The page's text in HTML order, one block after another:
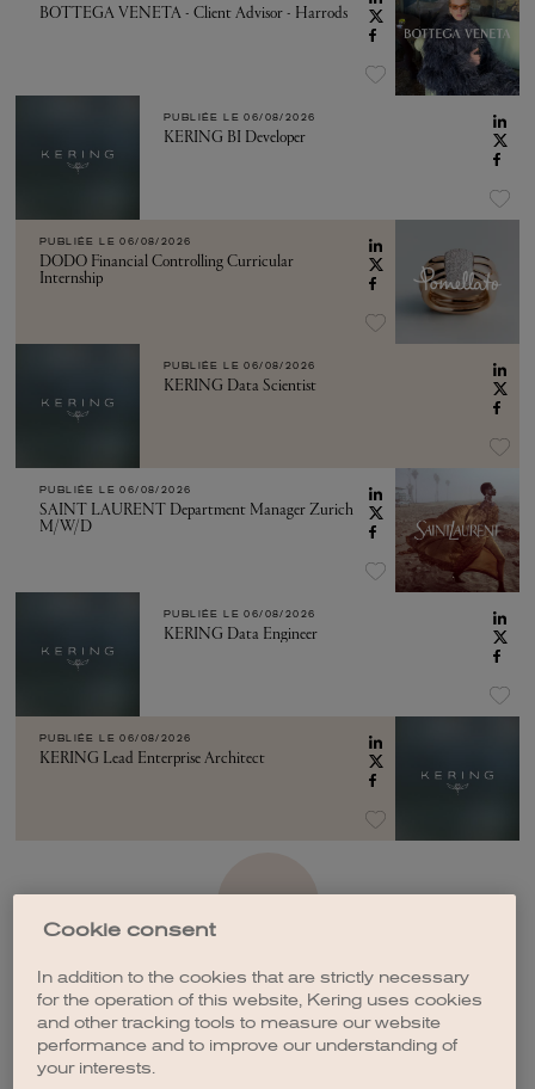
BOTTEGA VENETA - Client Advisor - Harrods
PUBLIÉE LE 06/08/2026
KERING BI Developer
PUBLIÉE LE 06/08/2026
DODO Financial Controlling Curricular
Internship
PUBLIÉE LE 06/08/2026
KERING Data Scientist
PUBLIÉE LE 06/08/2026
SAINT LAURENT Department Manager Zurich
M/W/D
PUBLIÉE LE 06/08/2026
KERING Data Engineer
PUBLIÉE LE 06/08/2026
KERING Lead Enterprise Architect
CRÉER UNE ALERTE
Cookie consent
In addition to the cookies that are strictly necessary
for the operation of this website, Kering uses cookies
and other tracking tools to measure our website
performance and to improve our understanding of
your interests.